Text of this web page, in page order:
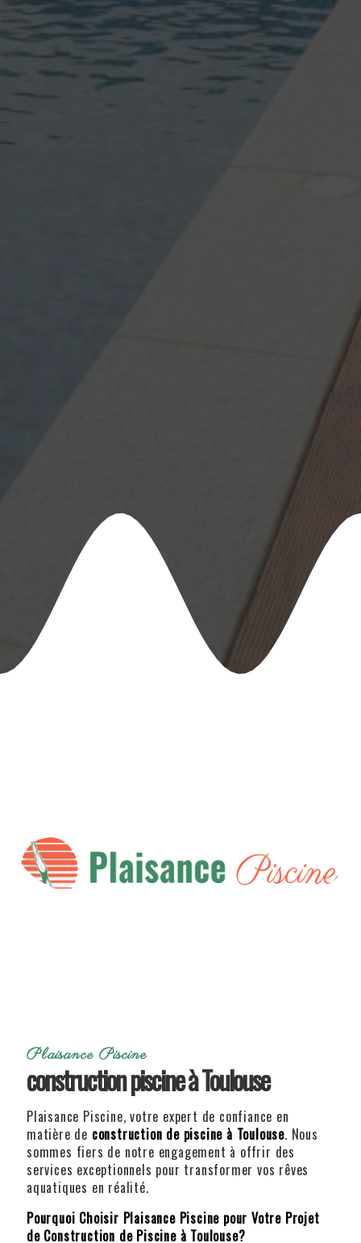
Plaisance Piscine
construction piscine à Toulouse
Plaisance Piscine, votre expert de confiance en
matière de construction de piscine à Toulouse. Nous
sommes fiers de notre engagement à offrir des
services exceptionnels pour transformer vos rêves
aquatiques en réalité.
Pourquoi Choisir Plaisance Piscine pour Votre Projet
de Construction de Piscine à Toulouse?